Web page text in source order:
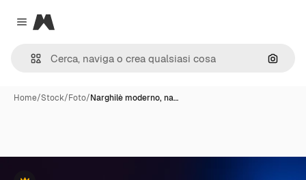
Close menu
Magnific
Cerca
Home/Stock/Foto/Narghilè moderno, na…